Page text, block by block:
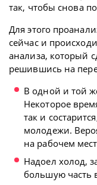
так, чтобы снова
Для этого
сейчас и
анализа, который
решившись на
В одной и той
Некоторое
так и
молодежи.
на рабочем
Надоел холод,
большую часть